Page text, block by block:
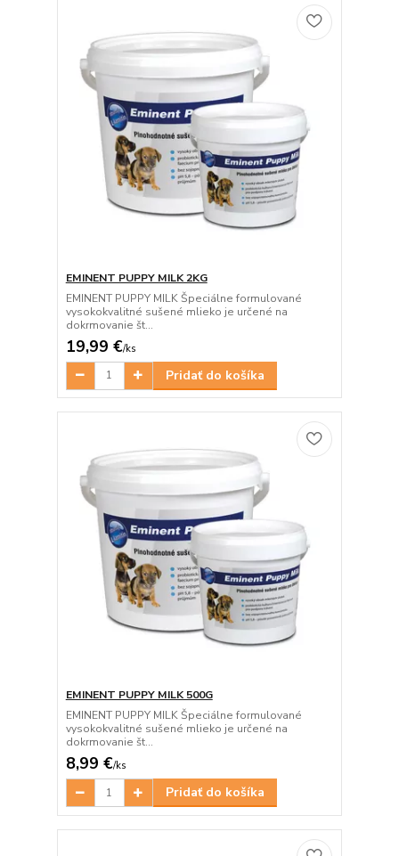
EMINENT PUPPY MILK 2KG
EMINENT PUPPY MILK Špeciálne formulované
vysokokvalitné sušené mlieko je určené na
dokrmovanie št...
19,99 €/ks
Pridať do košíka
EMINENT PUPPY MILK 500G
EMINENT PUPPY MILK Špeciálne formulované
vysokokvalitné sušené mlieko je určené na
dokrmovanie št...
8,99 €/ks
Pridať do košíka